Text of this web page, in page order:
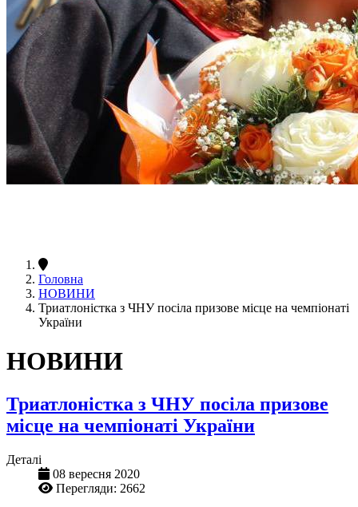
Головна
НОВИНИ
Триатлоністка з ЧНУ посіла призове місце на чемпіонаті
України
НОВИНИ
Триатлоністка з ЧНУ посіла призове
місце на чемпіонаті України
Деталі
08 вересня 2020
Перегляди: 2662